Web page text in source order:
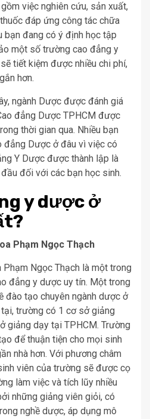
việc nghiên cứu, sản xuất,
đáp ứng công tác chữa
bạn đang có ý định học tập
một số trường cao đẳng y
tiết kiệm được nhiều chi phí,
hơn.
ngành Dược được đánh giá
đẳng Dược TPHCM được
thời gian qua. Nhiều bạn
đẳng Dược ở đâu vì việc có
Y Dược được thành lập là
đối với các bạn học sinh.
y dược ở
Phạm Ngọc Thạch
Ngọc Thạch là một trong
đẳng y dược uy tín. Một trong
đào tạo chuyên ngành dược ở
trường có 1 cơ sở giảng
giảng dạy tại TPHCM. Trường
để thuận tiện cho mọi sinh
nhà hơn. Với phương châm
viên của trường sẽ được cọ
làm việc và tích lũy nhiều
những giảng viên giỏi, có
nghề dược, áp dụng mô